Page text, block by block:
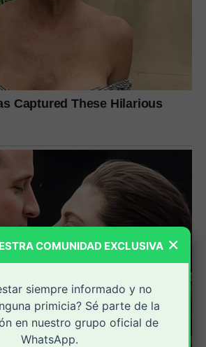
×
COMUNIDAD EXCLUSIVA
siempre informado y no
primicia? Sé parte de la
en nuestro grupo oficial de
WhatsApp.